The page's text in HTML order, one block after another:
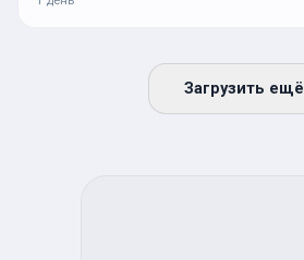
Загрузить ещё